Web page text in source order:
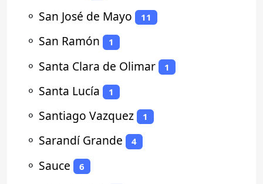
⚬ San José de Mayo 11
⚬ San Ramón 1
⚬ Santa Clara de Olimar 1
⚬ Santa Lucía 1
⚬ Santiago Vazquez 1
⚬ Sarandí Grande 4
⚬ Sauce 6